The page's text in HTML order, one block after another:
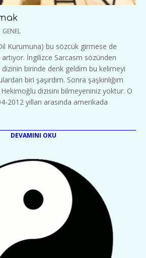
GENEL
Kurumuna) bu sözcük girmese de
artıyor. İngilizce Sarcasm sözünden
birinde denk geldim bu kelimeyi
biri şaşırdım. Sonra şaşkınlığım
dizisini bilmeyeniniz yoktur. O
2012 yılları arasında amerikada
DEVAMINI OKU